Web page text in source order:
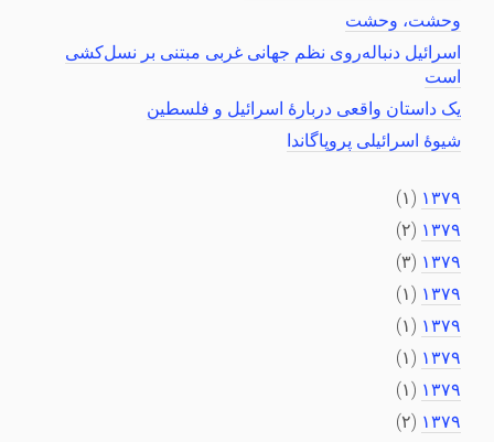
وحشت، وحشت
اسرائیل دنباله‌روی نظم جهانی غربی مبتنی بر نسل‌کشی
است
یک داستان واقعی دربارهٔ اسرائیل و فلسطین
شیوهٔ اسرائیلی پروپاگاندا
۱۳۷۹ (۱)
۱۳۷۹ (۲)
۱۳۷۹ (۳)
۱۳۷۹ (۱)
۱۳۷۹ (۱)
۱۳۷۹ (۱)
۱۳۷۹ (۱)
۱۳۷۹ (۲)